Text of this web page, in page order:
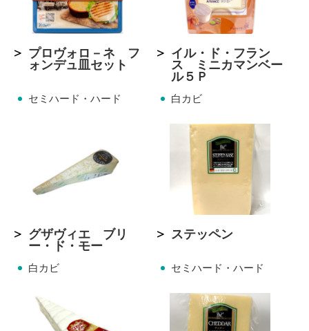
プロヴォロ－ネ フ
ォンデュ皿セット
セミハード・ハード
イル・ド・フラン
ス ミニカマンベー
ル５Ｐ
白カビ
グザヴィエ ブリ
ー・ド・モー
白カビ
ステッペン
セミハード・ハード